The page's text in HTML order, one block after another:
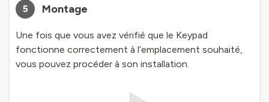
5 Montage
Une fois que vous avez vérifié que le Keypad
fonctionne correctement à l’emplacement souhaité,
vous pouvez procéder à son installation.